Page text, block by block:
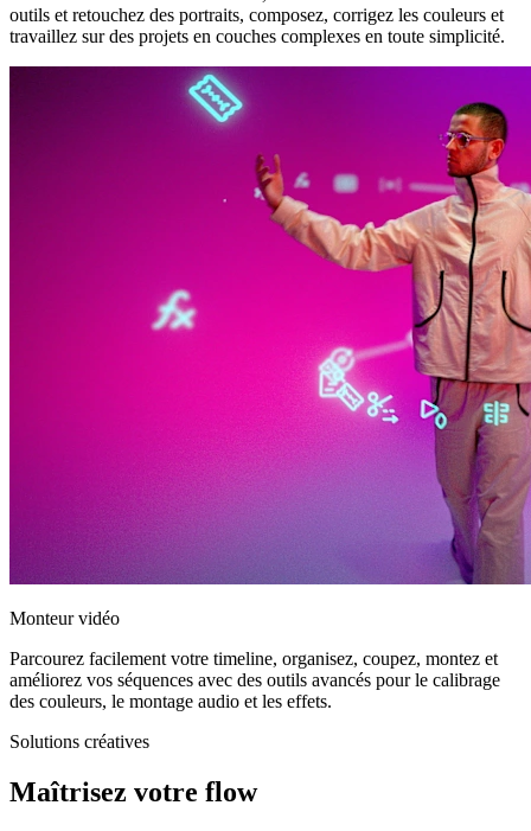
outils et retouchez des portraits, composez, corrigez les couleurs et
travaillez sur des projets en couches complexes en toute simplicité.
Monteur vidéo
Parcourez facilement votre timeline, organisez, coupez, montez et
améliorez vos séquences avec des outils avancés pour le calibrage
des couleurs, le montage audio et les effets.
Solutions créatives
Maîtrisez votre flow